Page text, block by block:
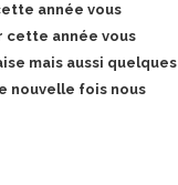
année vous
cette année vous
mais aussi quelques
nouvelle fois nous